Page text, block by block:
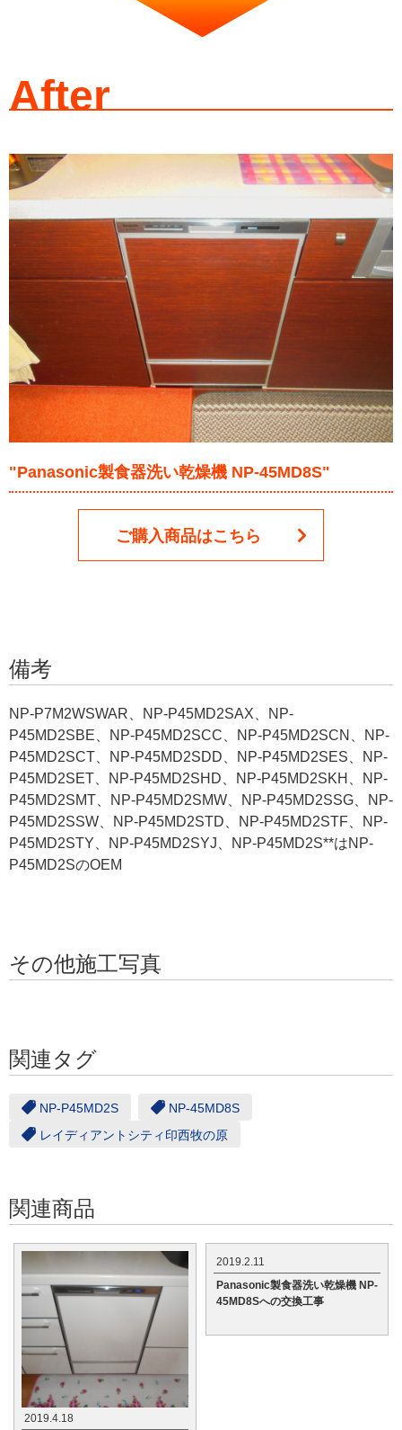
After
"Panasonic製食器洗い乾燥機 NP-45MD8S"
ご購入商品はこちら
備考
NP-P7M2WSWAR、NP-P45MD2SAX、NP-
P45MD2SBE、NP-P45MD2SCC、NP-P45MD2SCN、NP-
P45MD2SCT、NP-P45MD2SDD、NP-P45MD2SES、NP-
P45MD2SET、NP-P45MD2SHD、NP-P45MD2SKH、NP-
P45MD2SMT、NP-P45MD2SMW、NP-P45MD2SSG、NP-
P45MD2SSW、NP-P45MD2STD、NP-P45MD2STF、NP-
P45MD2STY、NP-P45MD2SYJ、NP-P45MD2S**はNP-
P45MD2SのOEM
その他施工写真
関連タグ
NP-P45MD2S
NP-45MD8S
レイディアントシティ印西牧の原
関連商品
2019.4.18
2019.2.11
Panasonic製食器洗い乾燥機 NP-
45MD8Sへの交換工事